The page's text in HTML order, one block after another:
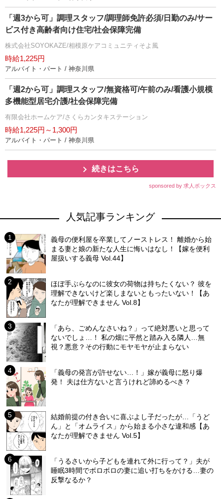
「週3から可」調理スタッフ/調理師免許必須/日勤のみ/サー
ビス付き高齢者向け住宅/社会保障完備
株式会社SOYOKAZE/相模原ケアコミュニティそよ風
時給1,225円
アルバイト・パート / 神奈川県
「週2から可」調理スタッフ/無資格可/午前のみ/看護小規模
多機能型居宅介護/社会保障完備
有限会社ホームケア/さくらカンタキステーション
時給1,225円～1,300円
アルバイト・パート / 神奈川県
続きはこちら
sponsored by 求人ボックス
人気記事ランキング
義母の便利屋を卒業してノーストレス！ 離婚から始
まる妻と娘の新たな人生に悔いはなし！【嫁を便利
屋扱いする義母 Vol.44】
ほぼ手ぶらなのに彼女の荷物は持ちたくない？ 彼を
理解できないけど楽しまないともったいない！【あ
なたが理解できません Vol.8】
「あら、ごめんなさいね？」って絶対悪いと思って
ないでしょ…！ 私の畑に平然と踏み入る隣人…無
視？悪意？その行動にモヤモヤが止まらない
「義母の発言が許せない…！」嫁が義母に怒り爆
発！ 夫は仕方ないと言うけれど諦めるべき？
結婚前提の付き合いに喜ぶよし子だったが…「うど
ん」と「オムライス」から始まる小さな違和感【あ
なたが理解できません Vol.5】
「うるさいから子どもを連れて外に行って？」夫が
睡眠3時間でボロボロの妻に追い打ちをかける…妻の
反撃なるか？